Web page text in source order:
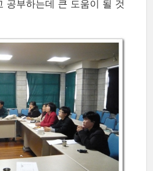
공부하는데 큰 도움이 될 것